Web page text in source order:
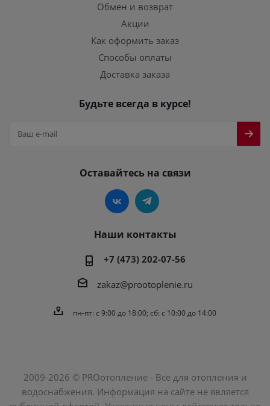
Обмен и возврат
Акции
Как оформить заказ
Способы оплаты
Доставка заказа
Будьте всегда в курсе!
Оставайтесь на связи
Наши контакты
+7 (473) 202-07-56
zakaz@prootoplenie.ru
пн-пт: c 9:00 до 18:00; сб: с 10:00 до 14:00
2009-2026 © PROотопление - Все для отопления и
водоснабжения. Информация на сайте не является